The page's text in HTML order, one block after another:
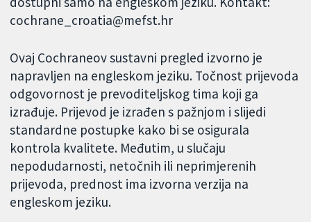
cochrane_croatia@mefst.hr
Ovaj Cochraneov sustavni pregled izvorno je
napravljen na engleskom jeziku. Točnost prijevoda
odgovornost je prevoditeljskog tima koji ga
izrađuje. Prijevod je izrađen s pažnjom i slijedi
standardne postupke kako bi se osigurala
kontrola kvalitete. Međutim, u slučaju
nepodudarnosti, netočnih ili neprimjerenih
prijevoda, prednost ima izvorna verzija na
engleskom jeziku.